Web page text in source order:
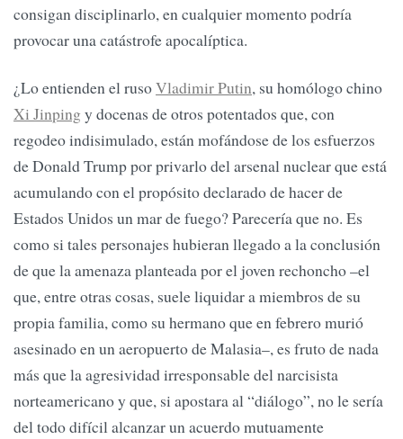
consigan disciplinarlo, en cualquier momento podría
provocar una catástrofe apocalíptica.
¿Lo entienden el rusoVladimir Putin, su homólogo chino
Xi Jinpingy docenas de otros potentados que, con
regodeo indisimulado, están mofándose de los esfuerzos
de Donald Trump por privarlo del arsenal nuclear que está
acumulando con el propósito declarado de hacer de
Estados Unidos un mar de fuego? Parecería que no. Es
como si tales personajes hubieran llegado a la conclusión
de que la amenaza planteada por el joven rechoncho –el
que, entre otras cosas, suele liquidar a miembros de su
propia familia, como su hermano que en febrero murió
asesinado en un aeropuerto de Malasia–, es fruto de nada
más que la agresividad irresponsable del narcisista
norteamericano y que, si apostara al “diálogo”, no le sería
del todo difícil alcanzar un acuerdo mutuamente